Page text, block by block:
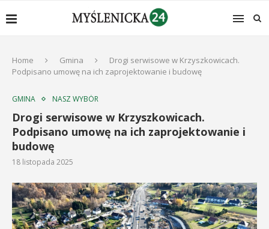
Home Gmina
Drogi serwisowe w Krzyszkowicach.
Podpisano umowę na ich zaprojektowanie i budowę
GMINA NASZ WYBÓR
Drogi serwisowe w Krzyszkowicach.
Podpisano umowę na ich zaprojektowanie i
budowę
18 listopada 2025